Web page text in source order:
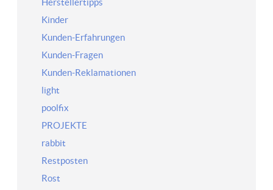
Herstellertipps
Kinder
Kunden-Erfahrungen
Kunden-Fragen
Kunden-Reklamationen
light
poolfix
PROJEKTE
rabbit
Restposten
Rost